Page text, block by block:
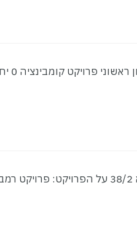
סטטוס: תכנון ראשוני
סטטוס: בתהליך תב"ע מתחם רמב"ם | חדרה סטטוס: בתהליך תב"ע פרויקט תמ״א 38/2 על הפרויקט: